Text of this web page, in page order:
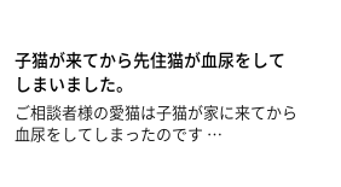
子猫が来てから先住猫が血尿をして
しまいました。
ご相談者様の愛猫は子猫が家に来てから
血尿をしてしまったのです …